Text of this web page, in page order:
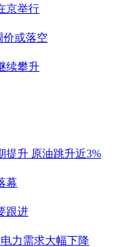
京举行
价或落空
续攀升
提升 原油跳升近3%
幕
跟进
力需求大幅下降